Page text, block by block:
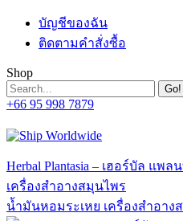
Skip
content
บัญชีของฉัน
ติดตามคำสั่งซื้อ
Shop
Search:
+66 95 998 7879
page
in
new
window
page
in
new
window
page
in
new
window
page
in
new
window
Herbal Plantasia – เฮอร์บัล แพ
เครื่องสำอางสมุนไพร
น้ำมันหอมระเหย เครื่องสำอาง